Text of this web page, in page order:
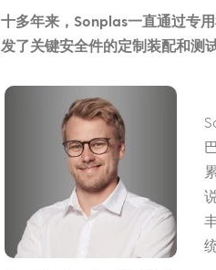
十多年来，Sonplas一直通过专
发了关键安全件的定制装配和测